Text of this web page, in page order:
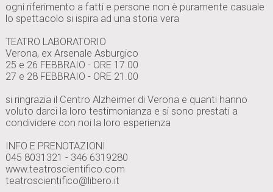
ogni riferimento a fatti e persone non è puramente casuale
lo spettacolo si ispira ad una storia vera
TEATRO LABORATORIO
Verona, ex Arsenale Asburgico
25 e 26 FEBBRAIO - ORE 17.00
27 e 28 FEBBRAIO - ORE 21.00
si ringrazia il Centro Alzheimer di Verona e quanti hanno
voluto darci la loro testimonianza e si sono prestati a
condividere con noi la loro esperienza
INFO E PRENOTAZIONI
045 8031321 - 346 6319280
www.teatroscientifico.com
teatroscientifico@libero.it